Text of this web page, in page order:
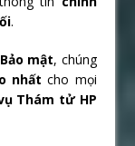
.
mật, chúng
nhất cho mọi
Thám tử HP